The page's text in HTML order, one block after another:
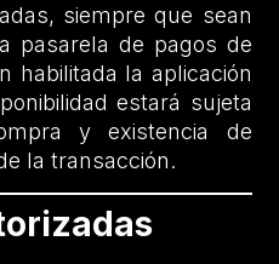
siempre que sean
pasarela de pagos de
habilitada la aplicación
estará sujeta
y existencia de
la transacción.